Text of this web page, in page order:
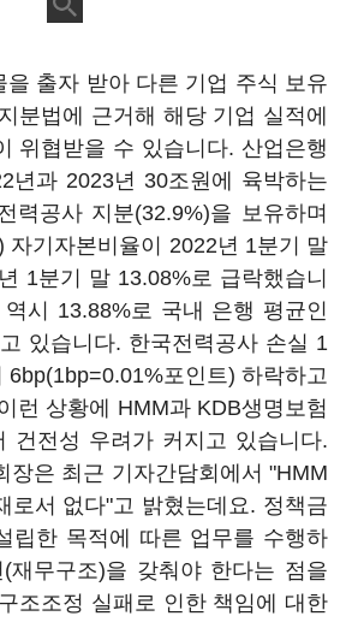
을 출자 받아 다른 기업 주식 보유
분법에 근거해 해당 기업 실적에
위협받을 수 있습니다. 산업은행
년과 2023년 30조원에 육박하는
력공사 지분(32.9%)을 보유하며
자기자본비율이 2022년 1분기 말
1분기 말 13.08%로 급락했습니
시 13.88%로 국내 은행 평균인
있습니다. 한국전력공사 손실 1
6bp(1bp=0.01%포인트) 하락하고
런 상황에 HMM과 KDB생명보험
건전성 우려가 커지고 있습니다.
장은 최근 기자간담회에서 "HMM
로서 없다"고 밝혔는데요. 정책금
립한 목적에 따른 업무를 수행하
재무구조)을 갖춰야 한다는 점을
조조정 실패로 인한 책임에 대한